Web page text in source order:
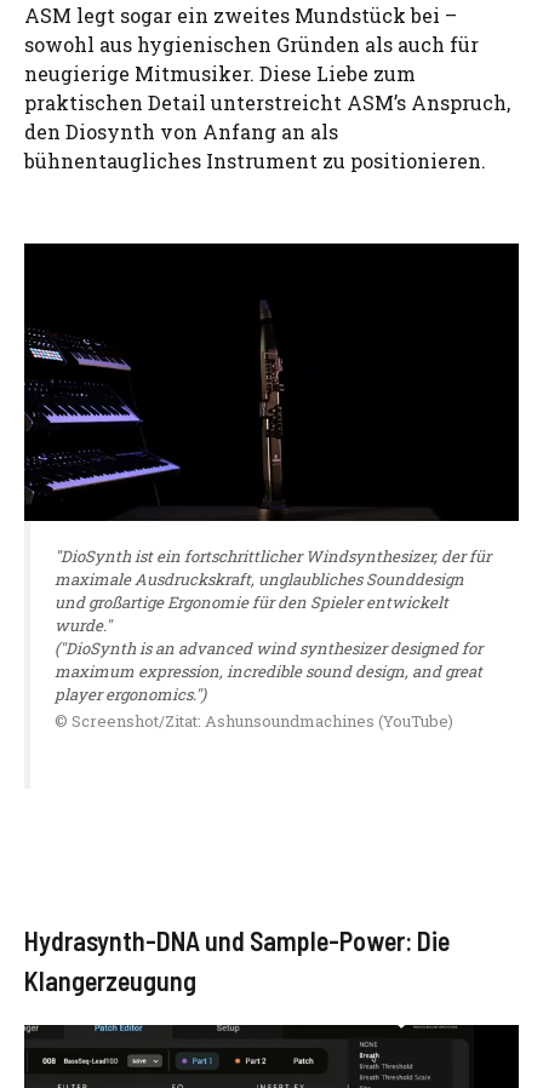
ASM legt sogar ein zweites Mundstück bei –
sowohl aus hygienischen Gründen als auch für
neugierige Mitmusiker. Diese Liebe zum
praktischen Detail unterstreicht ASM’s Anspruch,
den Diosynth von Anfang an als
bühnentaugliches Instrument zu positionieren.
"DioSynth ist ein fortschrittlicher Windsynthesizer, der für
maximale Ausdruckskraft, unglaubliches Sounddesign
und großartige Ergonomie für den Spieler entwickelt
wurde."
("DioSynth is an advanced wind synthesizer designed for
maximum expression, incredible sound design, and great
player ergonomics.")
© Screenshot/Zitat: Ashunsoundmachines (YouTube)
Hydrasynth-DNA und Sample-Power: Die
Klangerzeugung